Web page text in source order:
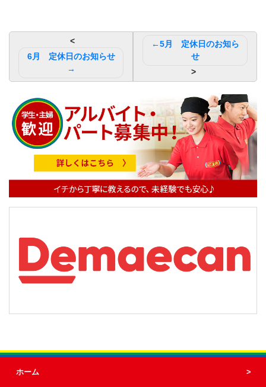
ゲ
ー
シ
ン
5月 定休日のお知ら
せ
6月 定休日のお知らせ
ホーム